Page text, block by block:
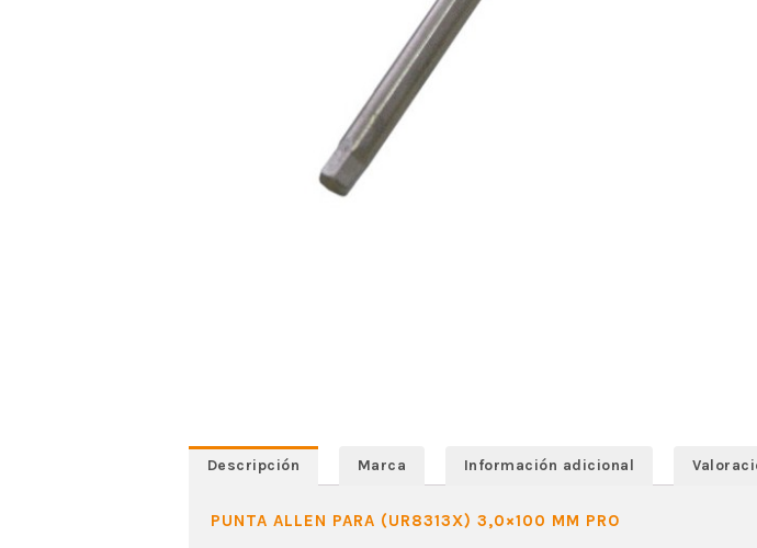
Descripción Marca Información adicional
PUNTA ALLEN PARA (UR8313X) 3,0×100 MM PRO